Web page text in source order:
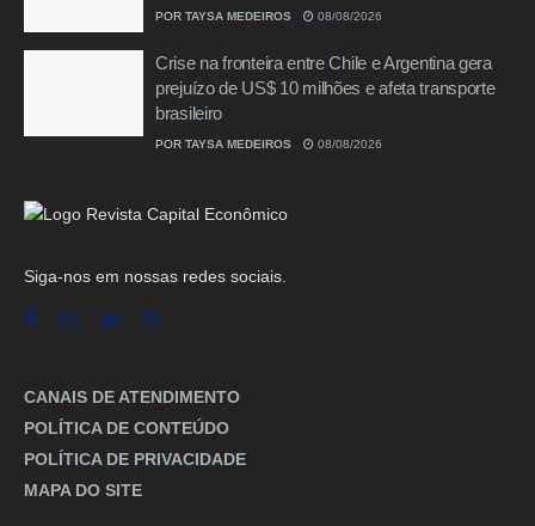
POR TAYSA MEDEIROS 08/08/2026
Crise na fronteira entre Chile e Argentina gera
prejuízo de US$ 10 milhões e afeta transporte
brasileiro
POR TAYSA MEDEIROS 08/08/2026
Siga-nos em nossas redes sociais.
CANAIS DE ATENDIMENTO
POLÍTICA DE CONTEÚDO
POLÍTICA DE PRIVACIDADE
MAPA DO SITE